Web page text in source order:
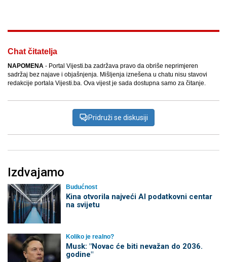
Chat čitatelja
NAPOMENA - Portal Vijesti.ba zadržava pravo da obriše neprimjeren
sadržaj bez najave i objašnjenja. Mišljenja iznešena u chatu nisu stavovi
redakcije portala Vijesti.ba. Ova vijest je sada dostupna samo za čitanje.
Pridruži se diskusiji
Izdvajamo
Budućnost
Kina otvorila najveći AI podatkovni centar
na svijetu
Koliko je realno?
Musk: "Novac će biti nevažan do 2036.
godine"